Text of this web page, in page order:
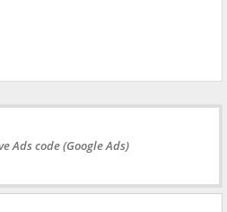
Ads code (Google Ads)